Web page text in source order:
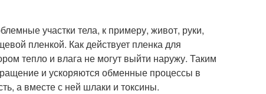
участки тела, к примеру, живот, руки,
пленкой. Как действует пленка для
тепло и влага не могут выйти наружу. Таким
и ускоряются обменные процессы в
а вместе с ней шлаки и токсины.